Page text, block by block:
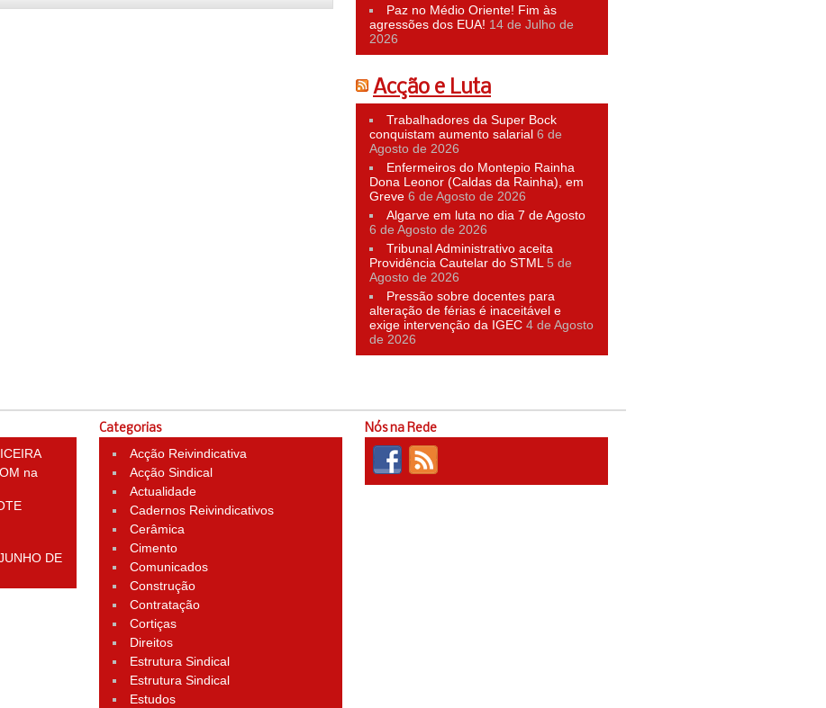
Paz no Médio Oriente! Fim às
agressões dos EUA! 14 de Julho de
2026
Acção e Luta
Trabalhadores da Super Bock
conquistam aumento salarial 6 de
Agosto de 2026
Enfermeiros do Montepio Rainha
Dona Leonor (Caldas da Rainha), em
Greve 6 de Agosto de 2026
Algarve em luta no dia 7 de Agosto
6 de Agosto de 2026
Tribunal Administrativo aceita
Providência Cautelar do STML 5 de
Agosto de 2026
Pressão sobre docentes para
alteração de férias é inaceitável e
exige intervenção da IGEC 4 de Agosto
de 2026
na
DE
Nós na Rede
Categorias
Acção Reivindicativa
Acção Sindical
Actualidade
Cadernos Reivindicativos
Cerâmica
Cimento
Comunicados
Construção
Contratação
Cortiças
Direitos
Estrutura Sindical
Estrutura Sindical
Estudos